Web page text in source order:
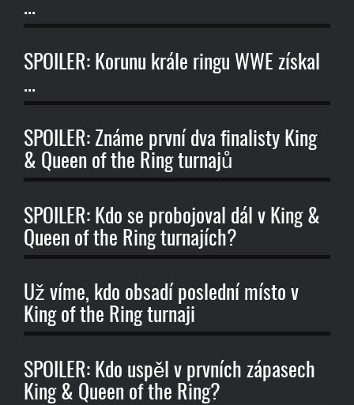
...
SPOILER: Korunu krále ringu WWE získal
...
SPOILER: Známe první dva finalisty King
& Queen of the Ring turnajů
SPOILER: Kdo se probojoval dál v King &
Queen of the Ring turnajích?
Už víme, kdo obsadí poslední místo v
King of the Ring turnaji
SPOILER: Kdo uspěl v prvních zápasech
King & Queen of the Ring?